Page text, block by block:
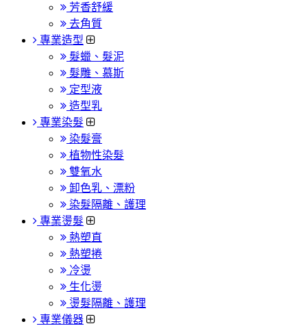
芳香舒緩
去角質
專業造型
髮蠟、髮泥
髮雕、慕斯
定型液
造型乳
專業染髮
染髮膏
植物性染髮
雙氧水
卸色乳、漂粉
染髮隔離、護理
專業燙髮
熱塑直
熱塑捲
冷燙
生化燙
燙髮隔離、護理
專業儀器